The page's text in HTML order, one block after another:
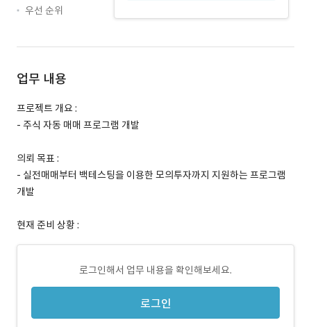
우선 순위
업무 내용
프로젝트 개요 :
- 주식 자동 매매 프로그램 개발
의뢰 목표 :
- 실전매매부터 백테스팅을 이용한 모의투자까지 지원하는 프로그램
개발
현재 준비 상황 :
로그인해서 업무 내용을 확인해보세요.
로그인